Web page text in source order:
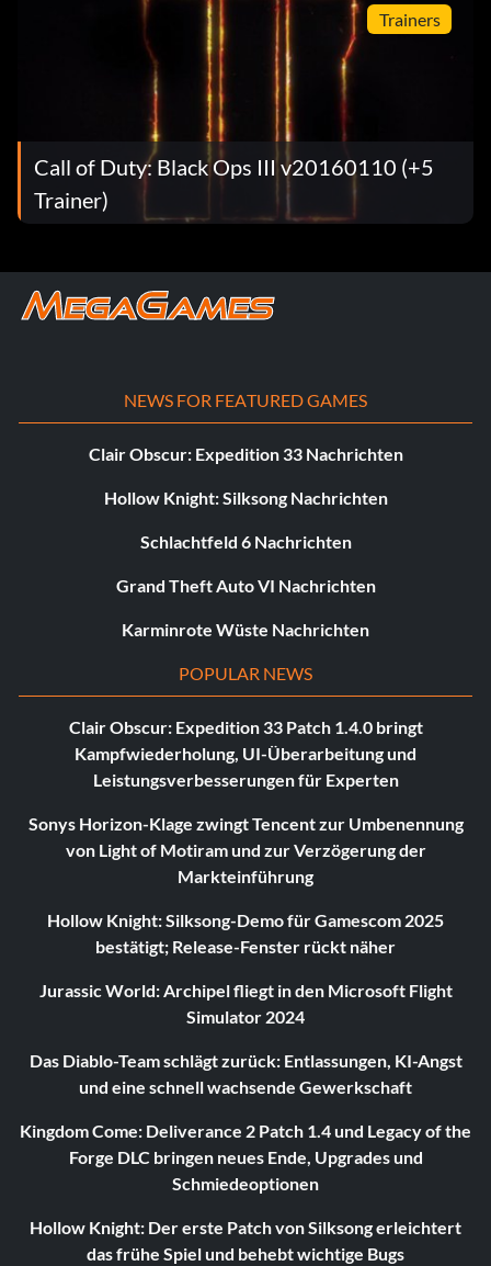
Trainers
Call of Duty: Black Ops III v20160110 (+5
Trainer)
NEWS FOR FEATURED GAMES
Clair Obscur: Expedition 33 Nachrichten
Hollow Knight: Silksong Nachrichten
Schlachtfeld 6 Nachrichten
Grand Theft Auto VI Nachrichten
Karminrote Wüste Nachrichten
POPULAR NEWS
Clair Obscur: Expedition 33 Patch 1.4.0 bringt
Kampfwiederholung, UI-Überarbeitung und
Leistungsverbesserungen für Experten
Sonys Horizon-Klage zwingt Tencent zur Umbenennung
von Light of Motiram und zur Verzögerung der
Markteinführung
Hollow Knight: Silksong-Demo für Gamescom 2025
bestätigt; Release-Fenster rückt näher
Jurassic World: Archipel fliegt in den Microsoft Flight
Simulator 2024
Das Diablo-Team schlägt zurück: Entlassungen, KI-Angst
und eine schnell wachsende Gewerkschaft
Kingdom Come: Deliverance 2 Patch 1.4 und Legacy of the
Forge DLC bringen neues Ende, Upgrades und
Schmiedeoptionen
Hollow Knight: Der erste Patch von Silksong erleichtert
das frühe Spiel und behebt wichtige Bugs